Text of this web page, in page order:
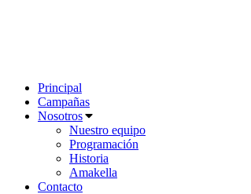
Principal
Campañas
Nosotros
Nuestro equipo
Programación
Historia
Amakella
Contacto